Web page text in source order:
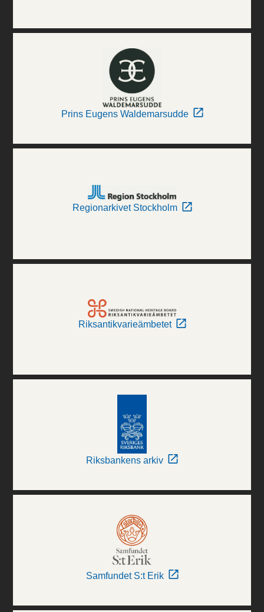
Prins Eugens Waldemarsudde
Regionarkivet Stockholm
Riksantikvarieämbetet
Riksbankens arkiv
Samfundet S:t Erik